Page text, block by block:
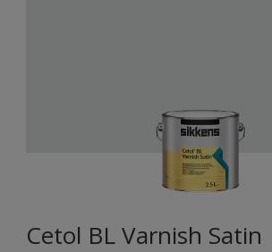
Cetol BL Varnish Satin